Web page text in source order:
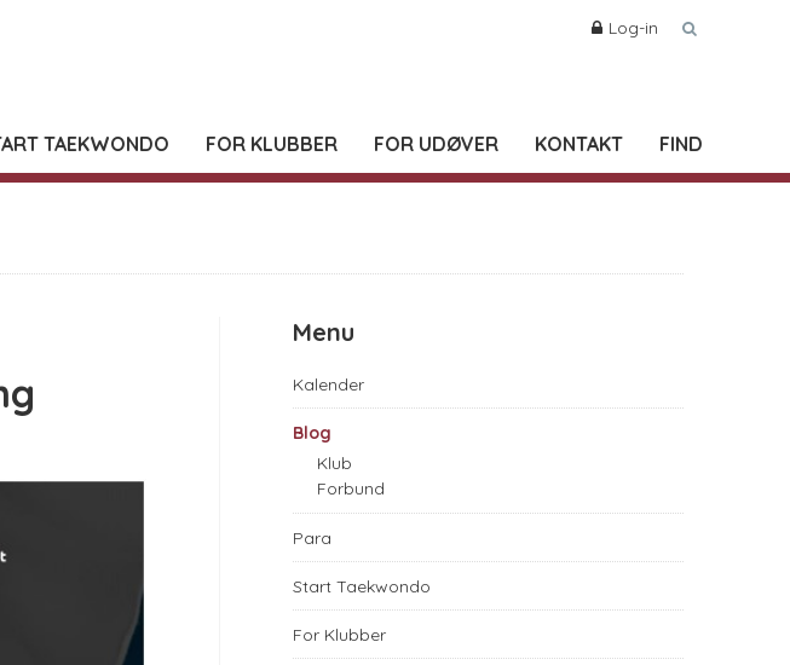
Log-in
TAEKWONDO FOR KLUBBER FOR UDØVER KONTAKT FIND
Menu
Kalender
Blog
Klub
Forbund
Para
Start Taekwondo
For Klubber